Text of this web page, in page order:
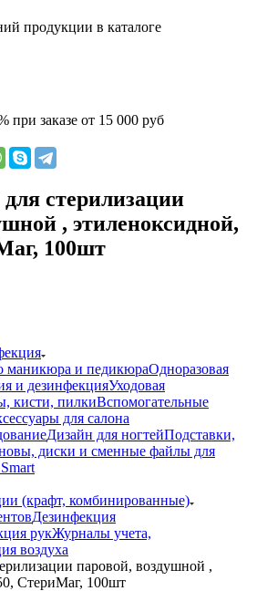
продукции в каталоге
при заказе от 15 000 руб
стерилизации
, этиленоксидной,
100шт
маникюра и педикюраОдноразовая
и дезинфекцияУходовая
кисти, пилкиВспомогательные
для салона
Дизайн для ногтейПодставки,
диски и сменные файлы для
(крафт, комбинированные)
Дезинфекция
рукЖурналы учета,
воздуха
паровой, воздушной ,
СтериМаг, 100шт